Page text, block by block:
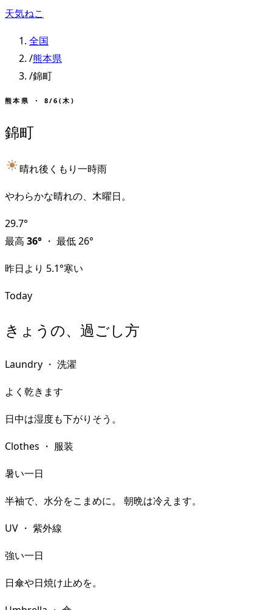
天気ねこ
全国
/熊本県
/錦町
熊本県 ・ 8/6(木)
錦町
晴れ後くもり一時雨
やわらかな晴れの、木曜日。
29.7°
最高 36° ・ 最低26°
昨日より 5.1°寒い
Today
きょうの、過ごし方
Laundry ・ 洗濯
よく乾きます
日中は湿度も下がりそう。
Clothes ・ 服装
暑い一日
半袖で、水分をこまめに。 朝晩は冷えます。
UV ・ 紫外線
強い一日
日傘や日焼け止めを。